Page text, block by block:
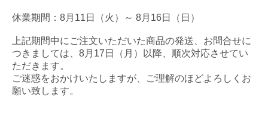
休業期間：8月11日（火）～ 8月16日（日）
上記期間中にご注文いただいた商品の発送、お問合せに
つきましては、8月17日（月）以降、順次対応させてい
ただきます。
ご迷惑をおかけいたしますが、ご理解のほどよろしくお
願い致します。